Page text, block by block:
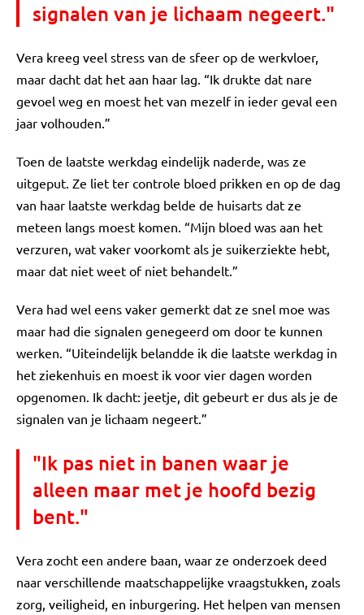
signalen van je lichaam negeert."
Vera kreeg veel stress van de sfeer op de werkvloer,
maar dacht dat het aan haar lag. “Ik drukte dat nare
gevoel weg en moest het van mezelf in ieder geval een
jaar volhouden.”
Toen de laatste werkdag eindelijk naderde, was ze
uitgeput. Ze liet ter controle bloed prikken en op de dag
van haar laatste werkdag belde de huisarts dat ze
meteen langs moest komen. “Mijn bloed was aan het
verzuren, wat vaker voorkomt als je suikerziekte hebt,
maar dat niet weet of niet behandelt.”
Vera had wel eens vaker gemerkt dat ze snel moe was
maar had die signalen genegeerd om door te kunnen
werken. “Uiteindelijk belandde ik die laatste werkdag in
het ziekenhuis en moest ik voor vier dagen worden
opgenomen. Ik dacht: jeetje, dit gebeurt er dus als je de
signalen van je lichaam negeert.”
"Ik pas niet in banen waar je
alleen maar met je hoofd bezig
bent."
Vera zocht een andere baan, waar ze onderzoek deed
naar verschillende maatschappelijke vraagstukken, zoals
zorg, veiligheid, en inburgering. Het helpen van mensen